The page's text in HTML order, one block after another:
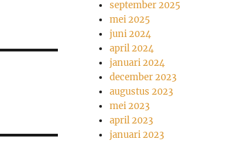
september 2025
mei 2025
juni 2024
april 2024
januari 2024
december 2023
augustus 2023
mei 2023
april 2023
januari 2023